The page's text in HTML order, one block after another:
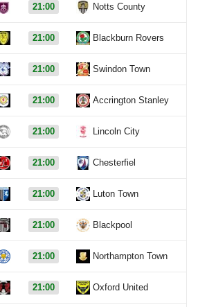
21:00 Notts County
21:00 Blackburn Rovers
21:00 Swindon Town
21:00 Accrington Stanley
21:00 Lincoln City
21:00 Chesterfiel
21:00 Luton Town
21:00 Blackpool
21:00 Northampton Town
21:00 Oxford United